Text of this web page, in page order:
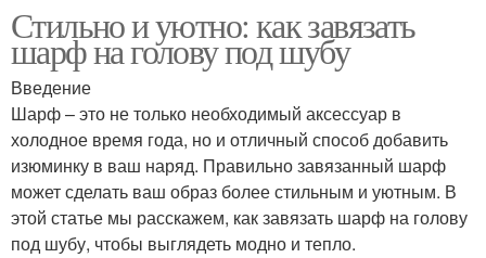
Стильно и уютно: как завязать
шарф на голову под шубу
Введение
Шарф – это не только необходимый аксессуар в
холодное время года, но и отличный способ добавить
изюминку в ваш наряд. Правильно завязанный шарф
может сделать ваш образ более стильным и уютным. В
этой статье мы расскажем, как завязать шарф на голову
под шубу, чтобы выглядеть модно и тепло.